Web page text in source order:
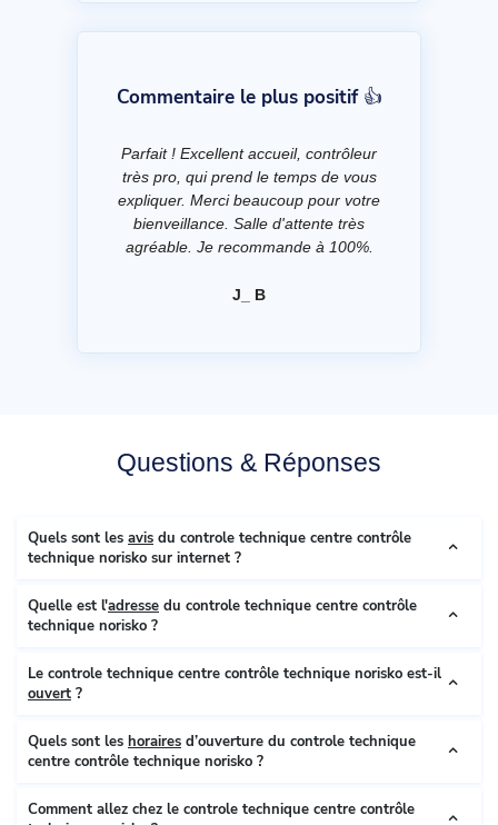
Commentaire le plus positif 👍
Parfait ! Excellent accueil, contrôleur
très pro, qui prend le temps de vous
expliquer. Merci beaucoup pour votre
bienveillance. Salle d'attente très
agréable. Je recommande à 100%.
J_ B
Questions & Réponses
Quels sont les avis du controle technique centre contrôle
technique norisko sur internet ?
Quelle est l'adresse du controle technique centre contrôle
technique norisko ?
Le controle technique centre contrôle technique norisko est-il
ouvert ?
Quels sont les horaires d’ouverture du controle technique
centre contrôle technique norisko ?
Comment allez chez le controle technique centre contrôle